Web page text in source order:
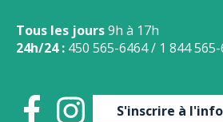
Tous les jours9h à 17h
24h/24 : 450 565-6464/ 1 844
S'inscrire à